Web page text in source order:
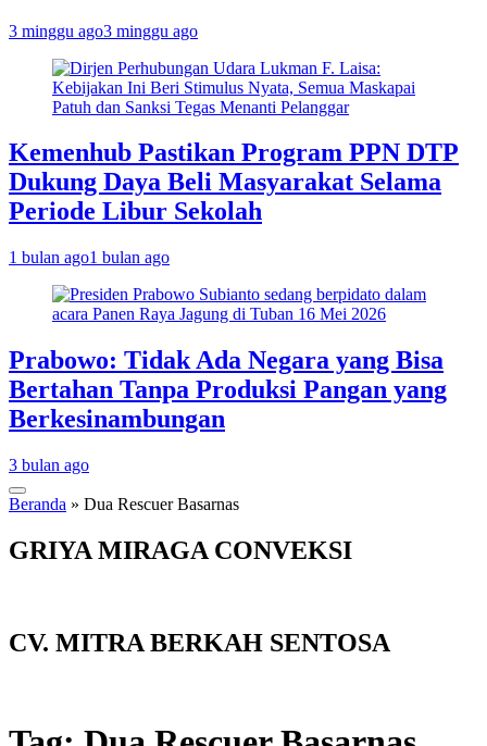
3 minggu ago3 minggu ago
Kemenhub Pastikan Program PPN DTP
Dukung Daya Beli Masyarakat Selama
Periode Libur Sekolah
1 bulan ago1 bulan ago
Prabowo: Tidak Ada Negara yang Bisa
Bertahan Tanpa Produksi Pangan yang
Berkesinambungan
3 bulan ago
Beranda » Dua Rescuer Basarnas
GRIYA MIRAGA CONVEKSI
CV. MITRA BERKAH SENTOSA